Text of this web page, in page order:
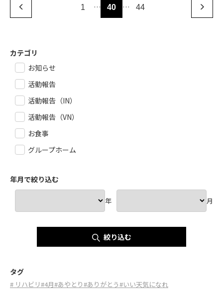
1 … 40 … 44
カテゴリ
お知らせ
活動報告
活動報告（IN）
活動報告（VN）
お食事
グループホーム
年月で絞り込む
年 月
絞り込む
タグ
# リハビリ#4月#あやとり#ありがとう#いい天気になれ